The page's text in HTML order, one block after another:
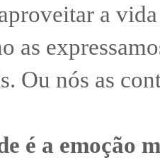
a
as
Ou nós as
é a emoção